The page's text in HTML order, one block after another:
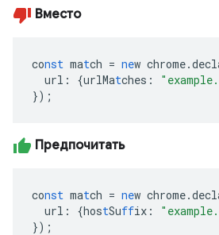
Вместо
const match = new
url : {urlMatches :
});
Предпочитать
const match = new
url : {hostSuffix :
});